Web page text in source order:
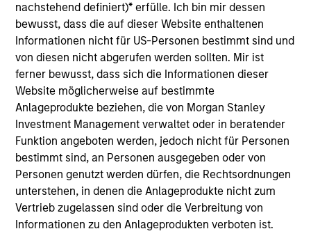
nachstehend definiert)* erfülle. Ich bin mir dessen
bewusst, dass die auf dieser Website enthaltenen
Informationen nicht für US-Personen bestimmt sind und
von diesen nicht abgerufen werden sollten. Mir ist
ferner bewusst, dass sich die Informationen dieser
Website möglicherweise auf bestimmte
Anlageprodukte beziehen, die von Morgan Stanley
Investment Management verwaltet oder in beratender
Funktion angeboten werden, jedoch nicht für Personen
bestimmt sind, an Personen ausgegeben oder von
Personen genutzt werden dürfen, die Rechtsordnungen
unterstehen, in denen die Anlageprodukte nicht zum
Vertrieb zugelassen sind oder die Verbreitung von
Informationen zu den Anlageprodukten verboten ist.
Overview
The Global Securitized Strategyis a differentiated,
value-driven approach to investing in securitized debt.
The strategy seeks to provide an attractive rate of return
through investment in a portfolio of mortgages and
securitized debt instruments issued by government
agencies and private institutions. The strategy applies a
consistent, thematic, targeted bottom-up approach
investment process that combines global macro
fundamental analysis, thorough research and analysis of
industry trends to create a diversified portfolio of
securitized instruments.